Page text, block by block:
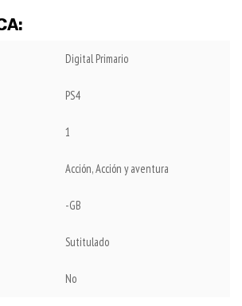
Digital Primario
PS4
1
Acción, Acción y aventura
-GB
Sutitulado
No